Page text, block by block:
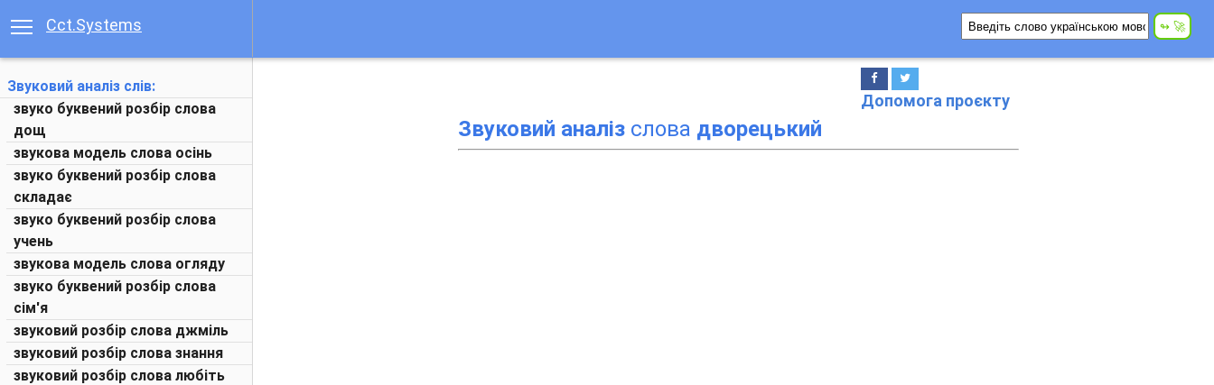
Cct.Systems
Звуковий аналіз слів:
звуко буквений розбір слова
дощ
звукова модель слова осінь
звуко буквений розбір слова
складає
звуко буквений розбір слова
учень
звукова модель слова огляду
звуко буквений розбір слова
сім'я
звуковий розбір слова джміль
звуковий розбір слова знання
звуковий розбір слова любіть
Допомога проєкту
Звуковий аналізслова дворецький